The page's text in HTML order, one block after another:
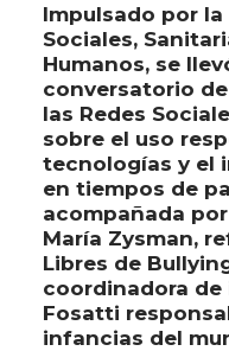
Impulsado por
Sociales,
Humanos, se
conversatorio
las Redes
sobre el uso
tecnologías y el
en tiempos de
acompañada
María Zysman,
Libres de
coordinadora de
Fosatti
infancias del